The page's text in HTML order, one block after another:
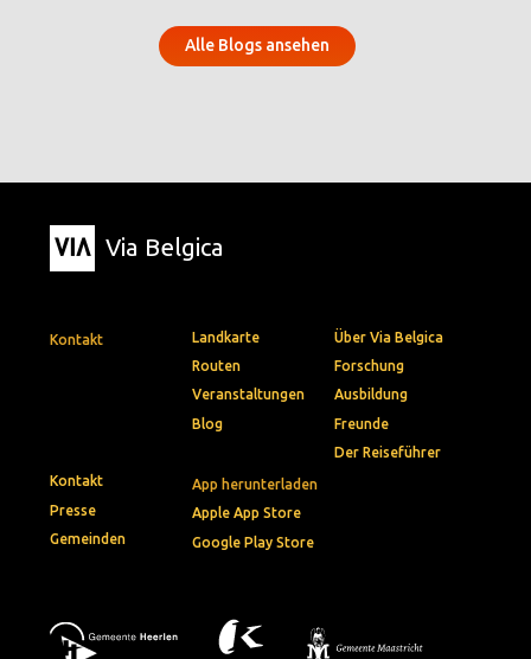
Alle Blogs ansehen
Via Belgica
Kontakt
App herunterladen
Apple App Store
Google Play Store
Landkarte
Routen
Veranstaltungen
Blog
Über Via Belgica
Forschung
Ausbildung
Freunde
Der Reiseführer
Kontakt
Presse
Gemeinden